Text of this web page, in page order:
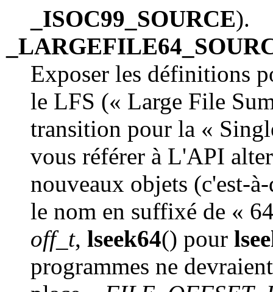
_ISOC99_SOURCE).
Exposer les définitions
le LFS (« Large File
transition pour la «
vous référer à L'API
nouveaux objets (c'est-
le nom en suffixé de «
off_t, lseek64() pour
programmes ne